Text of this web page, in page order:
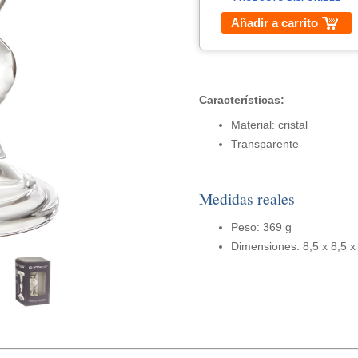
Añadir a carrito
Características:
Material: cristal
Transparente
Medidas reales
Peso: 369 g
Dimensiones: 8,5 x 8,5